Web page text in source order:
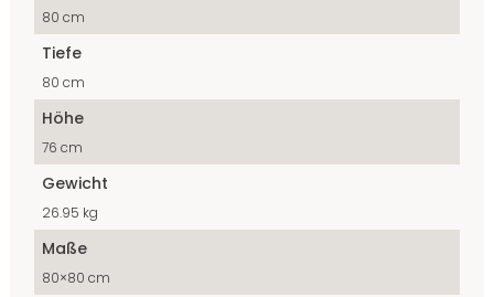
80 cm
Tiefe
80 cm
Höhe
76 cm
Gewicht
26.95 kg
Maße
80×80 cm